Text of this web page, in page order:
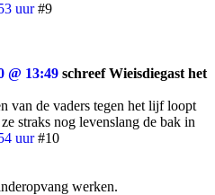
uur #9
@ 13:49 schreef Wieisdiegast het
van de vaders tegen het lijf loopt
straks nog levenslang de bak in
uur #10
werken.